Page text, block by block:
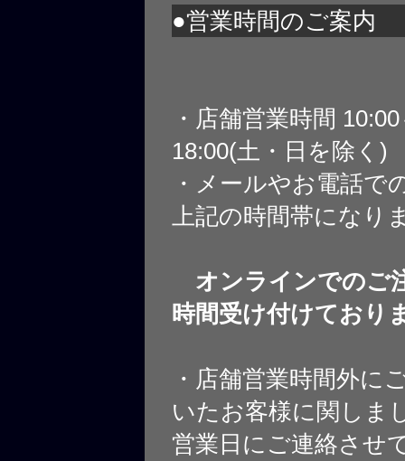
●営業時間のご案内
・店舗営業時間
18:00(土・日を除く)
・メールやお電話で
上記の時間帯になり
オンラインでのご
時間受け付けており
・店舗営業時間外に
いたお客様に関しま
営業日にご連絡させ